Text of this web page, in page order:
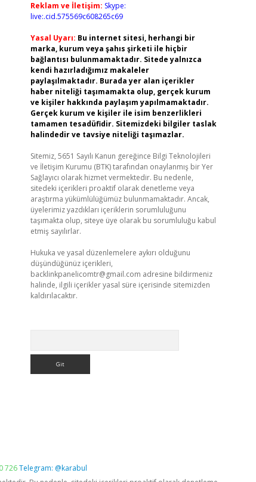
Reklam ve İletişim: Skype:
live:.cid.575569c608265c69
Yasal Uyarı: Bu internet sitesi, herhangi bir
marka, kurum veya şahıs şirketi ile hiçbir
bağlantısı bulunmamaktadır. Sitede yalnızca
kendi hazırladığımız makaleler
paylaşılmaktadır. Burada yer alan içerikler
haber niteliği taşımamakta olup, gerçek kurum
ve kişiler hakkında paylaşım yapılmamaktadır.
Gerçek kurum ve kişiler ile isim benzerlikleri
tamamen tesadüfidir. Sitemizdeki bilgiler taslak
halindedir ve tavsiye niteliği taşımazlar.
Sitemiz, 5651 Sayılı Kanun gereğince Bilgi Teknolojileri
ve İletişim Kurumu (BTK) tarafından onaylanmış bir Yer
Sağlayıcı olarak hizmet vermektedir. Bu nedenle,
sitedeki içerikleri proaktif olarak denetleme veya
araştırma yükümlülüğümüz bulunmamaktadır. Ancak,
üyelerimiz yazdıkları içeriklerin sorumluluğunu
taşımakta olup, siteye üye olarak bu sorumluluğu kabul
etmiş sayılırlar.
Hukuka ve yasal düzenlemelere aykırı olduğunu
düşündüğünüz içerikleri,
backlinkpanelicomtr@gmail.com adresine bildirmeniz
halinde, ilgili içerikler yasal süre içerisinde sitemizden
kaldırılacaktır.
726Telegram: @karabul